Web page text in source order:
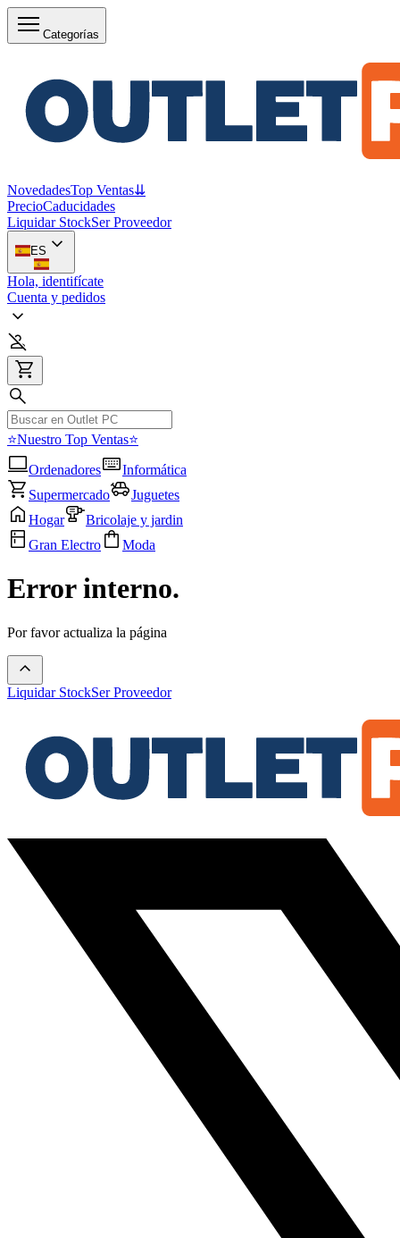
Categorías
NovedadesTop Ventas⇊
PrecioCaducidades
Liquidar StockSer Proveedor
ES
Hola, identifícate
Cuenta y pedidos
⭐Nuestro Top Ventas⭐
Ordenadores
Informática
Supermercado
Juguetes
Hogar
Bricolaje y jardin
Gran Electro
Moda
Error interno.
Por favor actualiza la página
Liquidar StockSer Proveedor